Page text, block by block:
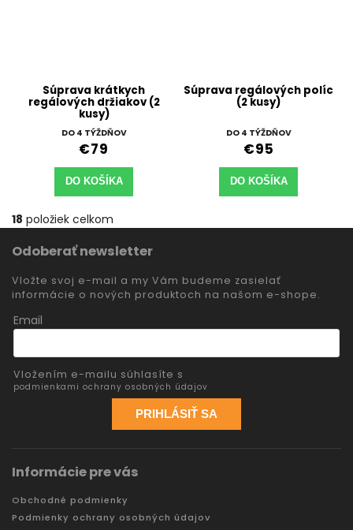
Súprava krátkych
regálových držiakov (2
kusy)
DO 4 TÝŽDŇOV
€79
DO KOŠÍKA
Súprava regálových políc
(2 kusy)
DO 4 TÝŽDŇOV
€95
DO KOŠÍKA
18 položiek celkom
Odoberať newsletter
Vložte svoj e-mail a my Vám budeme zasielať
informácie o nových produktoch na našom e-shope.
Email
Vložením e-mailu súhlasíte s
podmienkami ochrany osobných údajov
PRIHLÁSIŤ SA
Informácie pre vás
Obchodné podmienky
Podmienky ochrany osobných údajov